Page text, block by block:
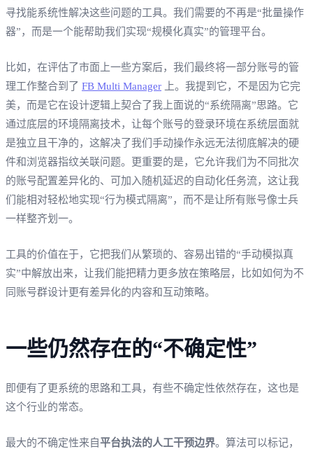
寻找能系统性解决这些问题的工具。我们需要的不再是“批量操作
器”，而是一个能帮助我们实现“规模化真实”的管理平台。
比如，在评估了市面上一些方案后，我们最终将一部分账号的管
理工作整合到了 FB Multi Manager 上。我提到它，不是因为它完
美，而是它在设计逻辑上契合了我上面说的“系统隔离”思路。它
通过底层的环境隔离技术，让每个账号的登录环境在系统层面就
是独立且干净的，这解决了我们手动操作永远无法彻底解决的硬
件和浏览器指纹关联问题。更重要的是，它允许我们为不同批次
的账号配置差异化的、可加入随机延迟的自动化任务流，这让我
们能相对轻松地实现“行为模式隔离”，而不是让所有账号像士兵
一样整齐划一。
工具的价值在于，它把我们从繁琐的、容易出错的“手动模拟真
实”中解放出来，让我们能把精力更多放在策略层，比如如何为不
同账号群设计更有差异化的内容和互动策略。
一些仍然存在的“不确定性”
即便有了更系统的思路和工具，有些不确定性依然存在，这也是
这个行业的常态。
最大的不确定性来自平台执法的人工干预边界。算法可以标记，